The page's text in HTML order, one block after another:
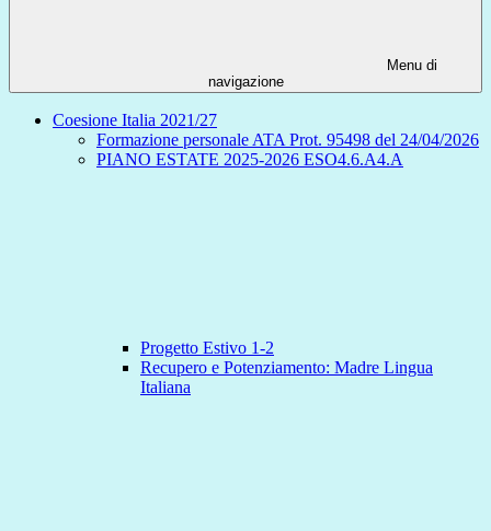
Menu di
navigazione
Coesione Italia 2021/27
Formazione personale ATA Prot. 95498 del 24/04/2026
PIANO ESTATE 2025-2026 ESO4.6.A4.A
Progetto Estivo 1-2
Recupero e Potenziamento: Madre Lingua
Italiana